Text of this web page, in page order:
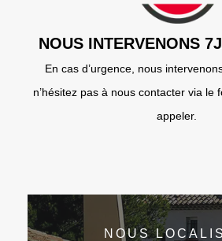
NOUS INTERVENONS
En cas d’urgence, nous
n’hésitez pas à nous contacter via le
appeler.
NOUS